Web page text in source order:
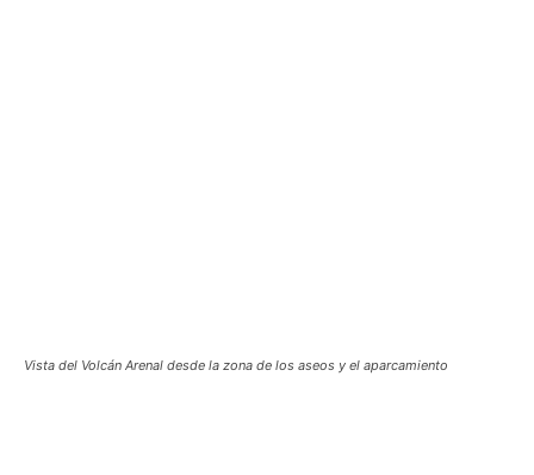
Vista del Volcán Arenal desde la zona de los aseos y el aparcamiento